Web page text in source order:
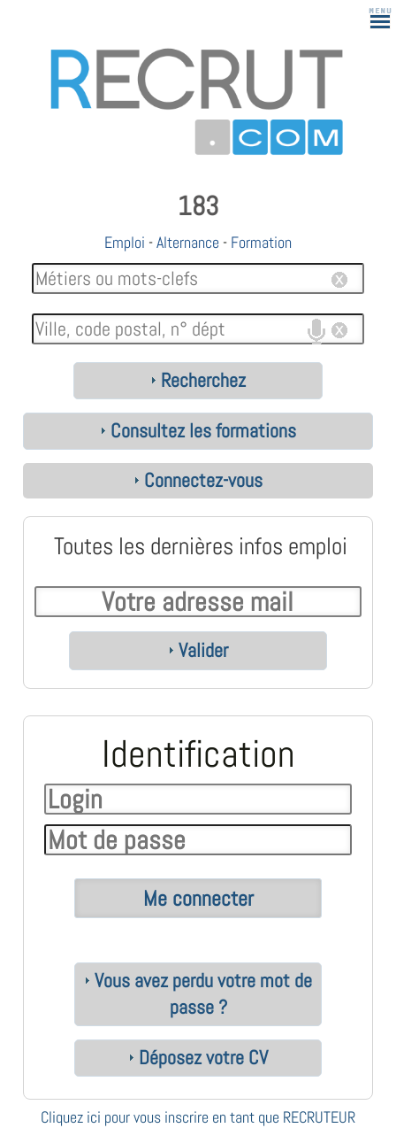
183
Emploi -Alternance - Formation
Recherchez
Consultez les formations
Connectez-vous
Toutes les dernières infos emploi
Valider
Identification
Vous avez perdu votre mot de
passe ?
Déposez votre CV
Cliquez ici pour vous inscrire en tant que RECRUTEUR